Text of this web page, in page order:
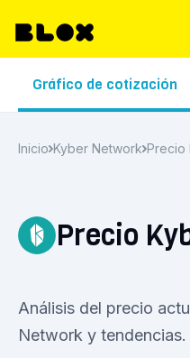
Gráfico de cotización
Inicio Kyber Network Precio
Precio
Análisis del precio
Network y tendencias.